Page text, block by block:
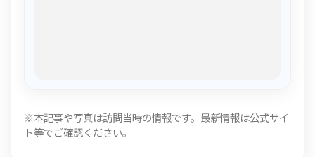
※本記事や写真は訪問当時の情報です。最新情報は公式サイ
ト等でご確認ください。